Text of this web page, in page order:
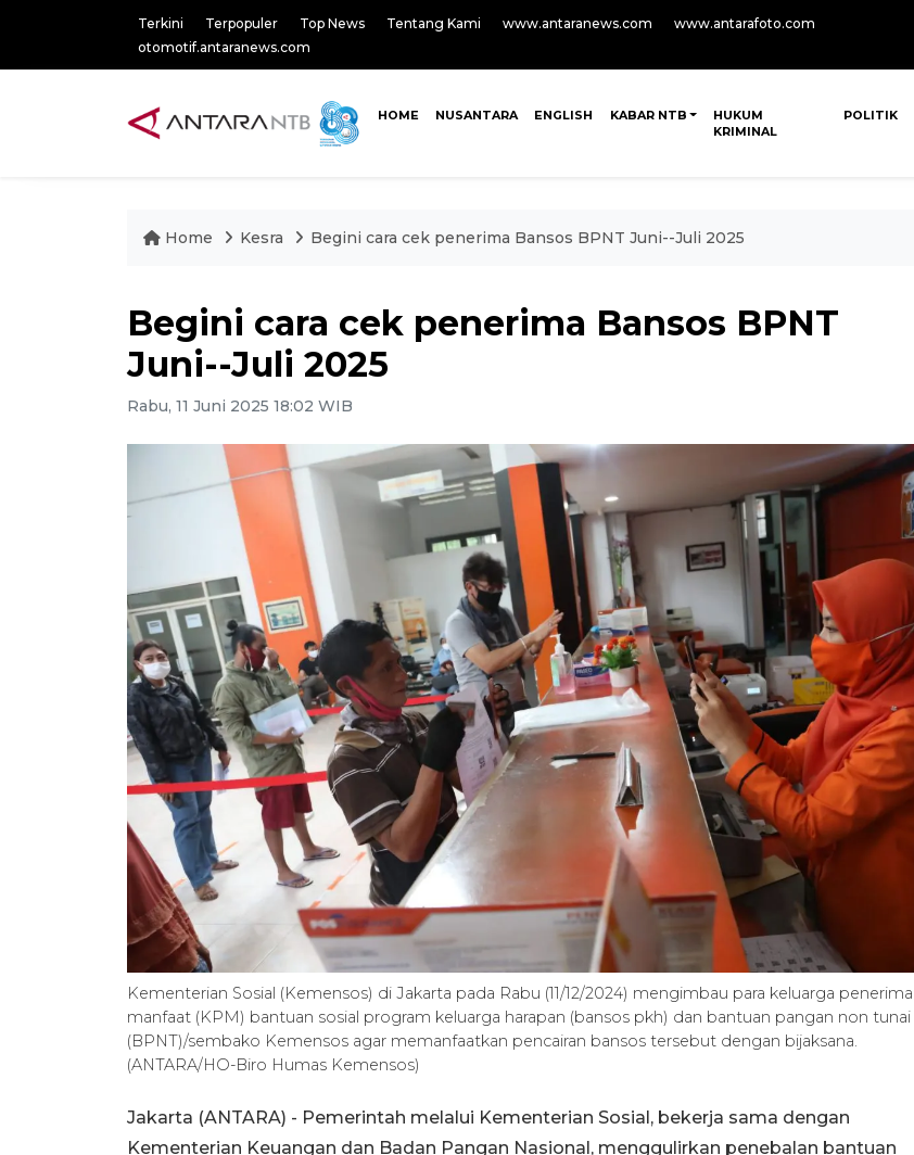
Terkini Terpopuler Top News Tentang Kami www.antaranews.com
www.antarafoto.com
otomotif.antaranews.com
HOME NUSANTARA ENGLISH KABAR NTB
HUKUM
KRIMINAL
POLITIK
Home Kesra Begini cara cek penerima Bansos BPNT Juni--Juli 2025
Begini cara cek penerima Bansos BPNT
Juni--Juli 2025
Rabu, 11 Juni 2025 18:02 WIB
Kementerian Sosial (Kemensos) di Jakarta pada Rabu (11/12/2024) mengimbau para keluarga penerima
manfaat (KPM) bantuan sosial program keluarga harapan (bansos pkh) dan bantuan pangan non tunai
(BPNT)/sembako Kemensos agar memanfaatkan pencairan bansos tersebut dengan bijaksana.
(ANTARA/HO-Biro Humas Kemensos)
Jakarta (ANTARA) - Pemerintah melalui Kementerian Sosial, bekerja sama dengan
Kementerian Keuangan dan Badan Pangan Nasional, menggulirkan penebalan bantuan